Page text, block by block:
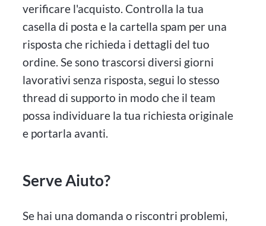
verificare l'acquisto. Controlla la tua
casella di posta e la cartella spam per una
risposta che richieda i dettagli del tuo
ordine. Se sono trascorsi diversi giorni
lavorativi senza risposta, segui lo stesso
thread di supporto in modo che il team
possa individuare la tua richiesta originale
e portarla avanti.
Serve Aiuto?
Se hai una domanda o riscontri problemi,